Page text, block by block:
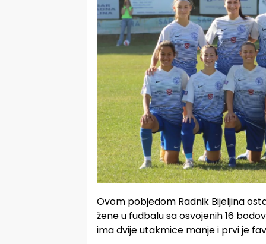
Ovom pobjedom Radnik Bijeljina
žene u fudbalu sa osvojenih 16
ima dvije utakmice manje i prvi je